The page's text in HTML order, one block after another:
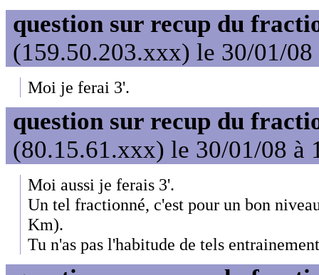
question sur recup du
(159.50.203.xxx) le 30/01/08
Moi je ferai 3'.
question sur recup du
(80.15.61.xxx) le 30/01/08 à
Moi aussi je ferais 3'.
Un tel fractionné, c'est pour un bon
Km).
Tu n'as pas l'habitude de tels